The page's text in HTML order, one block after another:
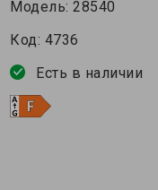
Модель:28540
Код: 4736
Есть в наличии